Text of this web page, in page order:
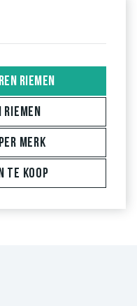
RIEMEN
RIEMEN
MERK
TE KOOP